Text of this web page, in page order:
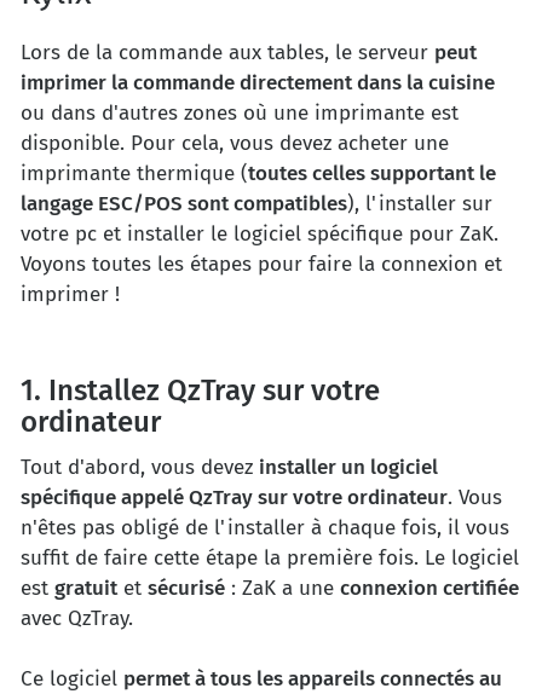
Lors de la commande aux tables, le serveur peut
imprimer la commande directement dans la cuisine
ou dans d'autres zones où une imprimante est
disponible. Pour cela, vous devez acheter une
imprimante thermique (toutes celles supportant le
langage ESC/POS sont compatibles), l'installer sur
votre pc et installer le logiciel spécifique pour ZaK.
Voyons toutes les étapes pour faire la connexion et
imprimer !
1. Installez QzTray sur votre
ordinateur
Tout d'abord, vous devez installer un logiciel
spécifique appelé QzTray sur votre ordinateur. Vous
n'êtes pas obligé de l'installer à chaque fois, il vous
suffit de faire cette étape la première fois. Le logiciel
est gratuitet sécurisé : ZaK a une connexion certifiée
avec QzTray.
Ce logiciel permet à tous les appareils connectés au